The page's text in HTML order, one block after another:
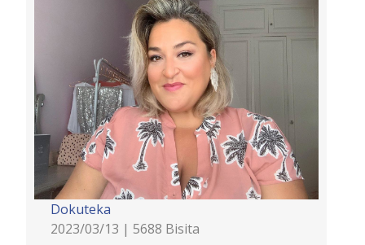
Dokuteka
2023/03/13 | 5688 Bisita